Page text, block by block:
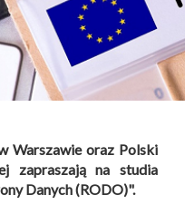
Warszawie oraz Polski
zapraszają na studia
Danych (RODO)".